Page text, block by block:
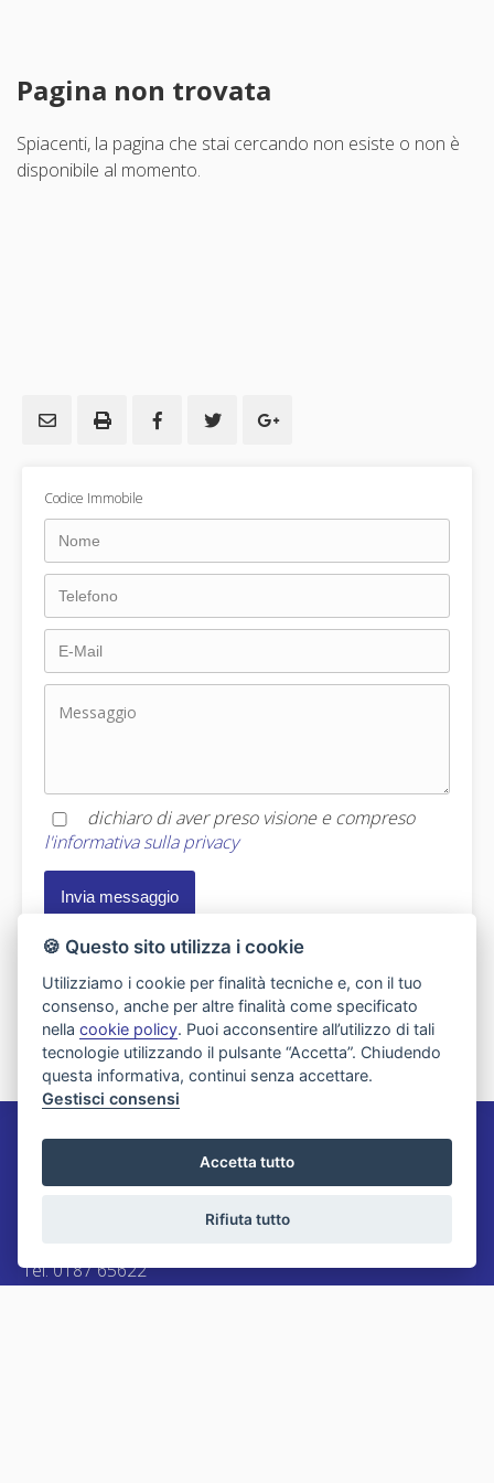
Pagina non trovata
Spiacenti, la pagina che stai cercando non esiste o non è
disponibile al momento.
Codice Immobile
dichiaro di aver preso visione e compreso
l'informativa sulla privacy
Agenzia Immobiliare Migliorini
Tel. 0187 65622
🍪 Questo sito utilizza i cookie
Utilizziamo i cookie per finalità tecniche e, con il tuo
consenso, anche per altre finalità come specificato
nellacookie policy. Puoi acconsentire all’utilizzo di tali
tecnologie utilizzando il pulsante “Accetta”. Chiudendo
questa informativa, continui senza accettare.
Gestisci consensi
Accetta tutto
Rifiuta tutto